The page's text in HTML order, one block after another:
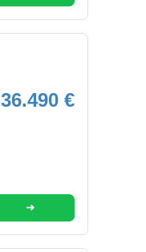
36.490 €
➜